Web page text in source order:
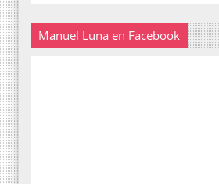
Manuel Luna en Facebook